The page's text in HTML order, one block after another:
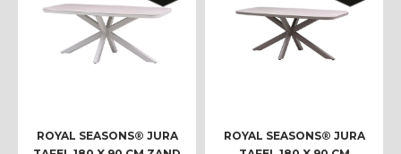
ROYAL SEASONS® JURA
ROYAL SEASONS® JURA